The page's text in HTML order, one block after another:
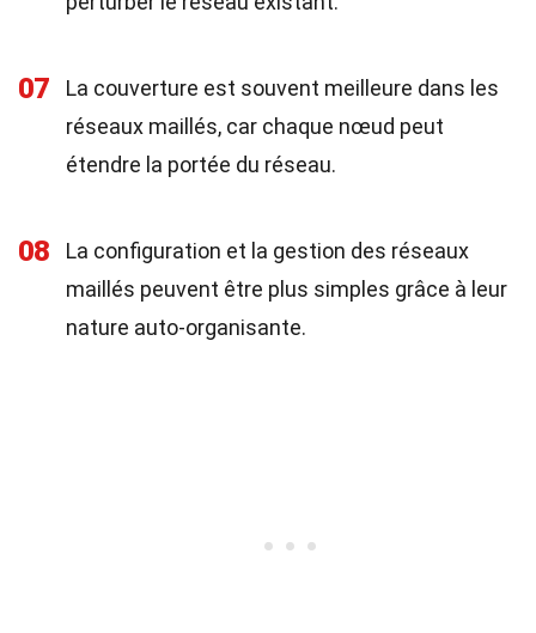
07
La couverture est souvent meilleure dans les
réseaux maillés, car chaque nœud peut
étendre la portée du réseau.
08
La configuration et la gestion des réseaux
maillés peuvent être plus simples grâce à leur
nature auto-organisante.